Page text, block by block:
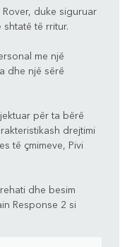
duke siguruar
të rritur.
me një
dhe një sërë
për ta bërë
drejtimi
të çmimeve, Pivi
dhe besim
Response 2 si